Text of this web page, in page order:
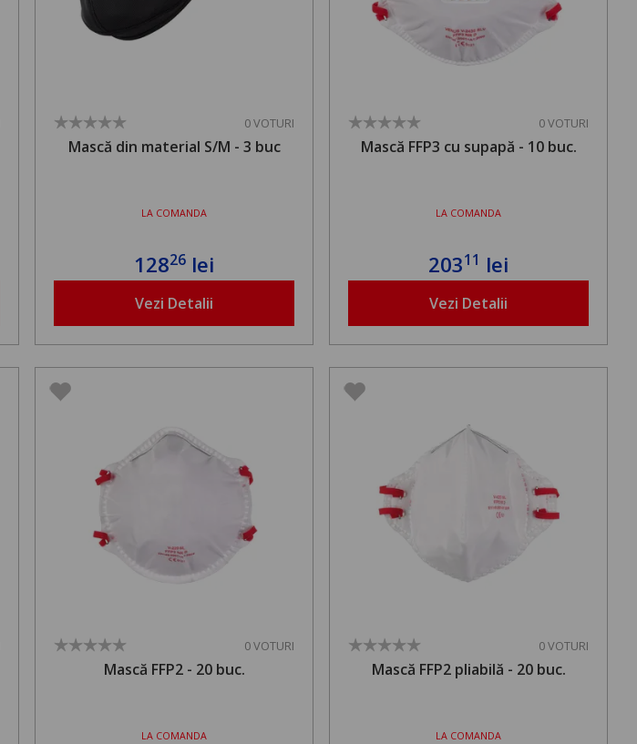
0 VOTURI
Mască din material S/M - 3 buc
LA COMANDA
12826 lei
Vezi Detalii
0 VOTURI
Mască FFP3 cu supapă - 10 buc.
LA COMANDA
20311 lei
Vezi Detalii
0 VOTURI
Mască FFP2 - 20 buc.
LA COMANDA
0 VOTURI
Mască FFP2 pliabilă - 20 buc.
LA COMANDA